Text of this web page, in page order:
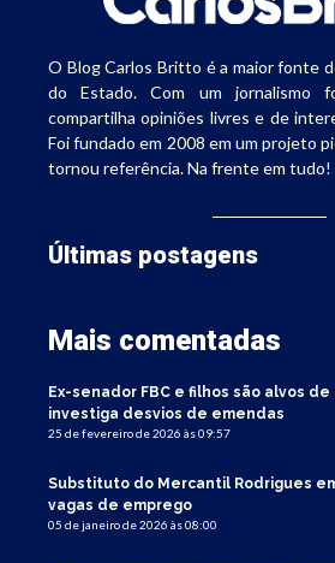
O Blog Carlos Britto é a maior fonte
do Estado. Com um jornalismo
compartilha opiniões livres e de
Foi fundado em 2008 em um projeto
tornou referência. Na frente em tudo!
Últimas postagens
Mais comentadas
Ex-senador FBC e filhos são alvos
investiga desvios de emendas
25 de fevereiro de 2026 às 09:57
Substituto do Mercantil Rodrigues
vagas de emprego
05 de janeiro de 2026 às 08:00